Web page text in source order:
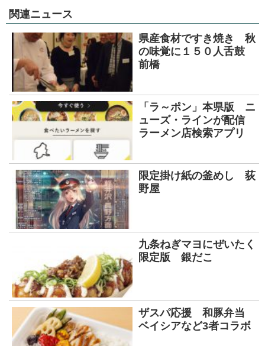
関連ニュース
県産食材ですき焼き 秋
の味覚に１５０人舌鼓
前橋
「ラ～ポン」本県版 ニ
ューズ・ラインが配信
ラーメン店検索アプリ
限定掛け紙の釜めし 荻
野屋
九条ねぎマヨにぜいたく
限定版 銀だこ
ザスパ応援 和豚弁当
ベイシアなど3者コラボ